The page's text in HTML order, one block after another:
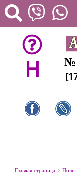
H №
Главная страница